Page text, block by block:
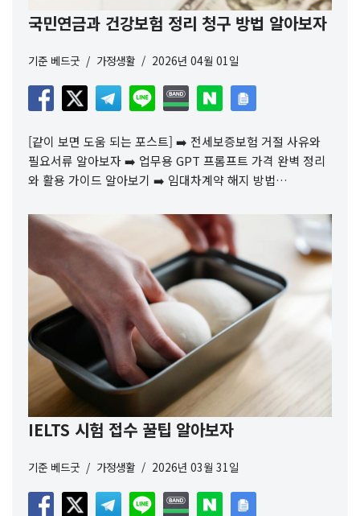
국민연금과 건강보험 정리 청구 방법 알아보자
기준 베드굿 가정생활 2026년 04월 01일
[같이 보면 도움 되는 포스트] ➡️ 전세보증보험 거절 사유와
필요서류 알아보자 ➡️ 업무용 GPT 프롬프트 가격 완벽 정리
와 활용 가이드 알아보기 ➡️ 임대차계약 해지 방법…
IELTS 시험 접수 꿀팁 알아보자
기준 베드굿 가정생활 2026년 03월 31일